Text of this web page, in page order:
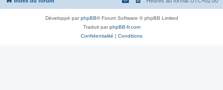
Développé parphpBB® Forum Software © phpBB Limited
Traduit parphpBB-fr.com
Confidentialité | Conditions